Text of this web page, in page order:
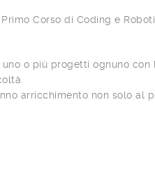
Corso di Coding e
o più progetti ognuno con
arricchimento non solo al